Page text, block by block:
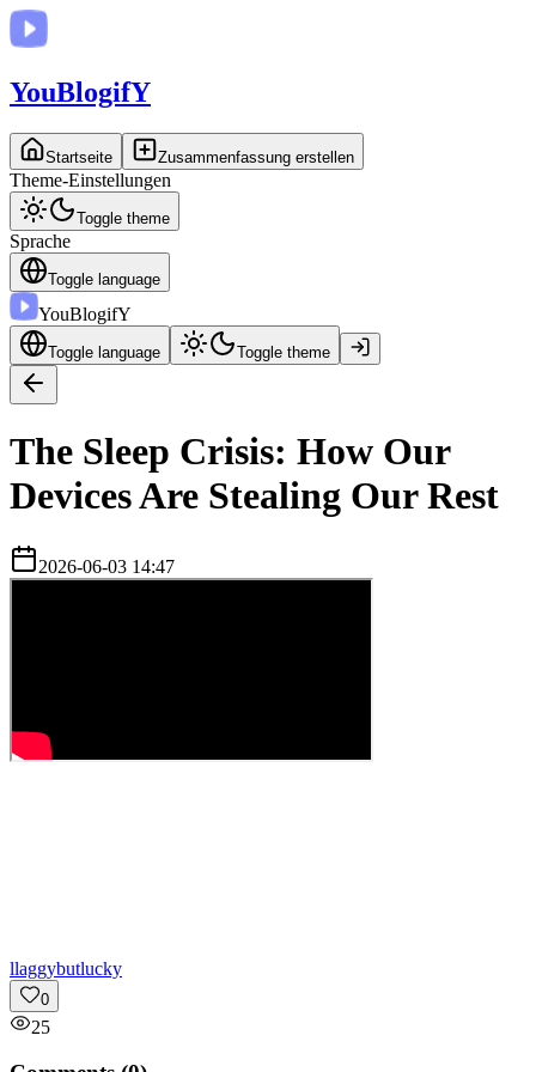
YouBlogifY
Startseite Zusammenfassung erstellen
Theme-Einstellungen
Toggle theme
Sprache
Toggle language
YouBlogifY
Toggle language Toggle theme
The Sleep Crisis: How Our
Devices Are Stealing Our Rest
2026-06-03 14:47
llaggybutlucky
0
25